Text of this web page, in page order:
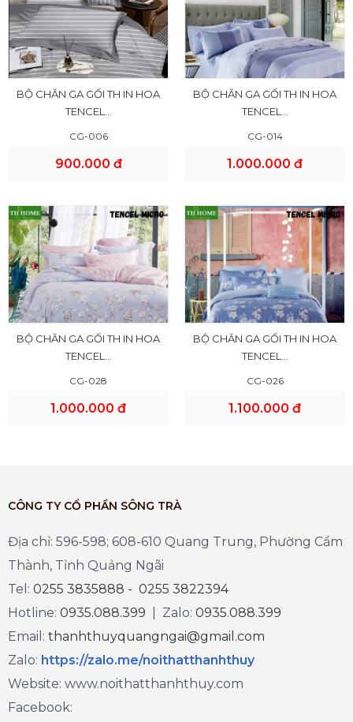
BỘ CHĂN GA GỐI TH IN HOA
TENCEL...
CG-006
900.000 đ
BỘ CHĂN GA GỐI TH IN HOA
TENCEL...
CG-014
1.000.000 đ
BỘ CHĂN GA GỐI TH IN HOA
TENCEL...
CG-028
1.000.000 đ
BỘ CHĂN GA GỐI TH IN HOA
TENCEL...
CG-026
1.100.000 đ
CÔNG TY CỔ PHẦN SÔNG TRÀ
Địa chỉ: 596-598; 608-610 Quang Trung, Phường Cẩm
Thành, Tỉnh Quảng Ngãi
Tel: 0255 3835888 - 0255 3822394
Hotline: 0935.088.399 | Zalo: 0935.088.399
Email: thanhthuyquangngai@gmail.com
Zalo: https://zalo.me/noithatthanhthuy
Website: www.noithatthanhthuy.com
Facebook: